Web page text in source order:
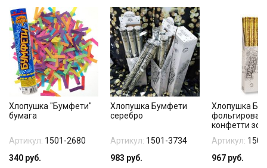
Хлопушка "Бумфети"
бумага
Артикул: 1501-2680
340 руб.
Хлопушка Бумфети
серебро
Артикул: 1501-3734
983 руб.
Хлопушка
конфетти
Артикул:
967 руб.